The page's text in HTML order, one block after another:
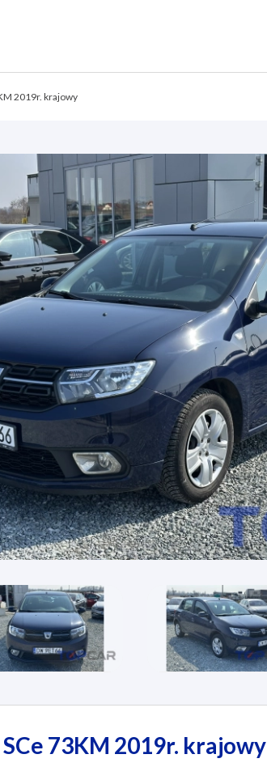
2019r. krajowy
73KM 2019r. krajowy